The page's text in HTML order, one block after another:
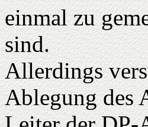
einmal zu
sind.
Allerdings
Ablegung des